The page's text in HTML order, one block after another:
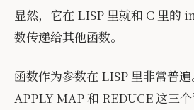
显然，它在 LISP 里就和 C 里的
数传递给其他函数。
函数作为参数在 LISP 里非常普
APPLY MAP 和 REDUCE 这三